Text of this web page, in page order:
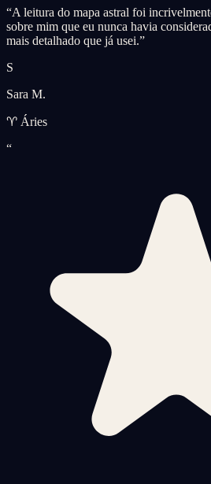
“A leitura do mapa astral foi
sobre mim que eu nunca havia
mais detalhado que já usei.”
S
Sara M.
♈ Áries
“